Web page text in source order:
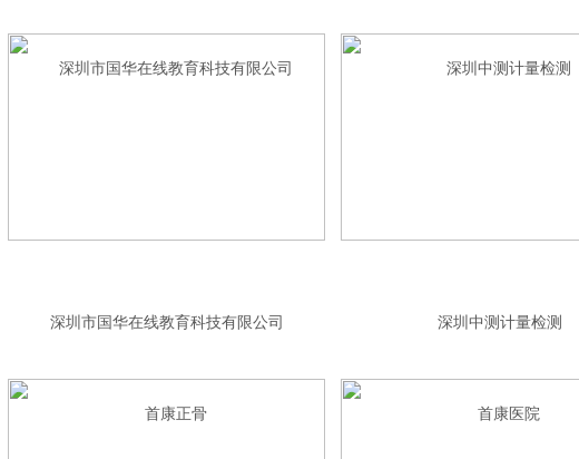
深圳市国华在线教育科技有限公司 深圳中测计量检测